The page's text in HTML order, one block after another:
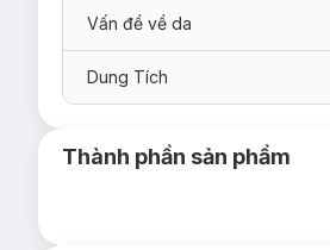
Vấn đề về da
Dung Tích
Thành phần sản phẩm